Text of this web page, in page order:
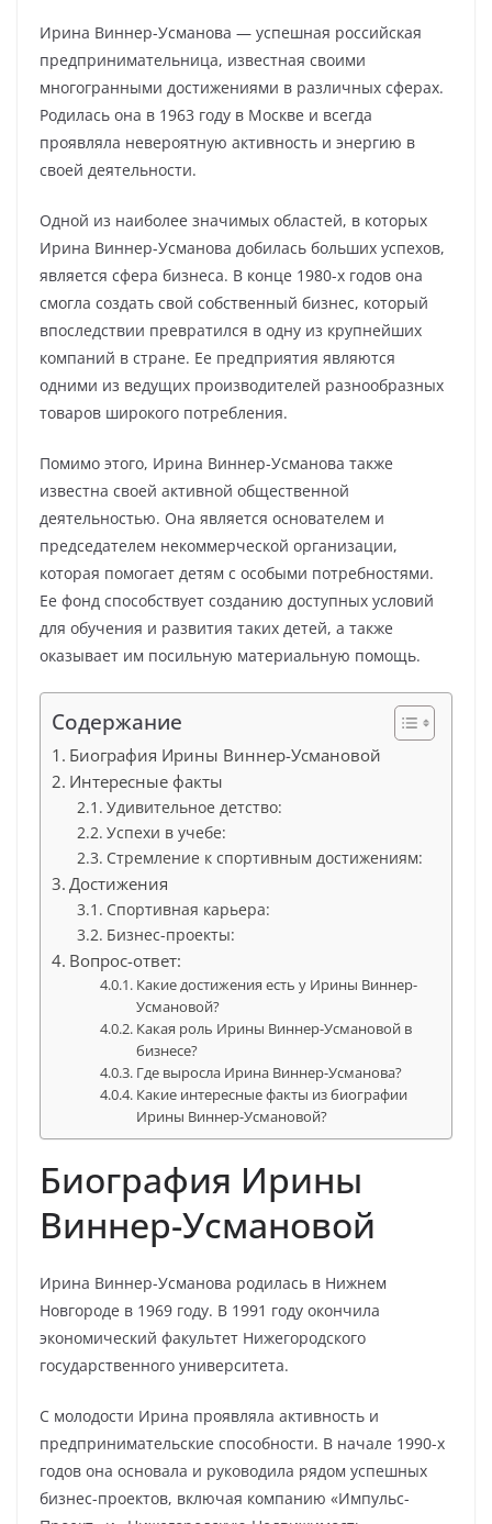
Ирина Виннер-Усманова — успешная российская
предпринимательница, известная своими
многогранными достижениями в различных сферах.
Родилась она в 1963 году в Москве и всегда
проявляла невероятную активность и энергию в
своей деятельности.
Одной из наиболее значимых областей, в которых
Ирина Виннер-Усманова добилась больших успехов,
является сфера бизнеса. В конце 1980-х годов она
смогла создать свой собственный бизнес, который
впоследствии превратился в одну из крупнейших
компаний в стране. Ее предприятия являются
одними из ведущих производителей разнообразных
товаров широкого потребления.
Помимо этого, Ирина Виннер-Усманова также
известна своей активной общественной
деятельностью. Она является основателем и
председателем некоммерческой организации,
которая помогает детям с особыми потребностями.
Ее фонд способствует созданию доступных условий
для обучения и развития таких детей, а также
оказывает им посильную материальную помощь.
Содержание
Биография Ирины Виннер-Усмановой
Интересные факты
Удивительное детство:
Успехи в учебе:
Стремление к спортивным достижениям:
Достижения
Спортивная карьера:
Бизнес-проекты:
Вопрос-ответ:
Какие достижения есть у Ирины Виннер-
Усмановой?
Какая роль Ирины Виннер-Усмановой в
бизнесе?
Где выросла Ирина Виннер-Усманова?
Какие интересные факты из биографии
Ирины Виннер-Усмановой?
Биография Ирины
Виннер-Усмановой
Ирина Виннер-Усманова родилась в Нижнем
Новгороде в 1969 году. В 1991 году окончила
экономический факультет Нижегородского
государственного университета.
С молодости Ирина проявляла активность и
предпринимательские способности. В начале 1990-х
годов она основала и руководила рядом успешных
бизнес-проектов, включая компанию «Импульс-